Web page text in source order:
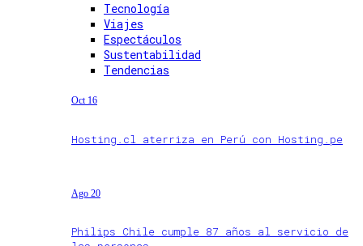
Tecnología
Viajes
Espectáculos
Sustentabilidad
Tendencias
Oct 16
Hosting.cl aterriza en Perú con Hosting.pe
Ago 20
Philips Chile cumple 87 años al servicio de